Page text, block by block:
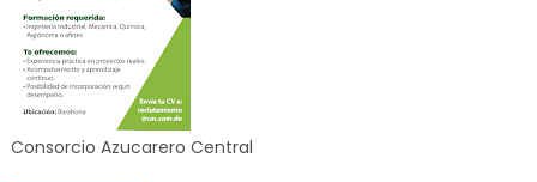
Consorcio Azucarero Central